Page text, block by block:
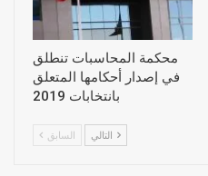
محكمة المحاسبات تنطلق
في إصدار أحكامها المتعلق
بانتخابات 2019
السابق